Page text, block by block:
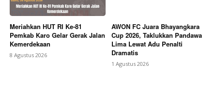
Meriahkan HUT RI Ke-81
Pemkab Karo Gelar Gerak Jalan
Kemerdekaan
8 Agustus 2026
AWON FC Juara Bhayangkara
Cup 2026, Taklukkan Pandawa
Lima Lewat Adu Penalti
Dramatis
1 Agustus 2026